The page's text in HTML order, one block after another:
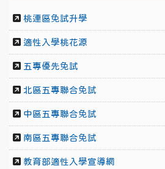
桃連區免試升學
適性入學桃花源
五專優先免試
北區五專聯合免試
中區五專聯合免試
南區五專聯合免試
教育部適性入學宣導網